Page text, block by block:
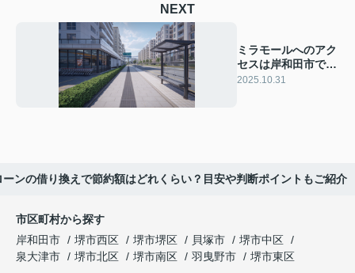
NEXT
ミラモールへのアク
セスは岸和田市で便
利？交通と生活環境
2025.10.31
ーンの借り換えで節約額はどれくらい？目安や判断ポイントもご紹介
市区町村から探す
岸和田市
堺市西区 堺市堺区 貝塚市
堺市中区
泉大津市
堺市北区 堺市南区 羽曳野市
堺市東区